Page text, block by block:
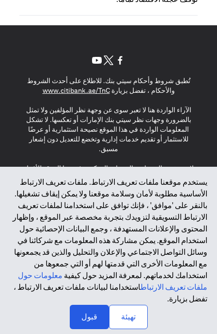
يستخدم موقعنا ملفات تعريف الارتباط. ملفات تعريف الارتباط
الأساسية مطلوبة لأمان وسلامة موقعنا ولا يمكن إيقاف تشغيلها.
بالنقر على 'موافق' ، فإنك توافق على استخدامنا لملفات تعريف
الارتباط التسويقية لتزويدك بتجربة مخصصة عبر الموقع ، وإظهار
المحتوى والإعلانات المستهدفة ، وجمع البيانات الإحصائية حول
استخدام الموقع. يمكن مشاركة هذه المعلومات مع شركائنا في
وسائل التواصل الاجتماعي والإعلان والتحليل والذين قد يجمعونها
مع المعلومات الأخرى التي قدمتها لهم أو التي جمعوها من
استخدامك لخدماتهم. لمعرفة المزيد حول كيفية معلومات حول
ملفات تعريف الارتباطاستخدامنا لبيانات ملفات تعريف الارتباط ،
تفضل بزيارة.
تهيئة
قبول
تُطبق شروط وأحكام سيتي بنك. للاطلاع على أحدث الشروط
والأحكام ، تفضل بزيارةwww.citibank.ae/TnC
in a new tab
الآراء الواردة هنا لا تعبر سوى عن وجهة نظر المؤلفين ولا تمثل
بالضرورة وجهات نظر سيتي بنك الإمارات أو تعكسها. لا تشكل
المعلومات الواردة في هذا الموقع نصيحة استثمارية أو عرضًا
للاستثمار أو تقديم خدمات إدارية وتخضع للتعديل دون إشعار
مسبق.
لا يتم تقديم المنتجات والخدمات المذكورة في هذا الموقع للأفراد
المقيمين في الاتحاد الأوروبي أو المنطقة الاقتصادية الأوروبية أو
سويسرا أو غيرنسي أو جيرسي أو موناكو أو سان مارينو أو
الفاتيكان أو جزيرة مان أو المملكة المتحدة أو خصوصية البيانات
(لائحة حماية البيانات العامة \ قانون حماية البيانات الشخصية
العامة \ قانون خصوصية نيوزيلندا). المحتوى الموجود في هذه
الصفحة ليس ولا ينبغي تفسيره على أنه عرض أو دعوة أو دعوة
لشراء أو بيع أي من المنتجات والخدمات المذكورة هنا لمثل هؤلاء
الأفراد.
*GDPR – اللائحة العامة لحماية البيانات؛ * LGPD – Lei Geral de
Proteção de Dados Pessoais ; *NZPA – قانون الخصوصية
النيوزيلندي
2025 citibank.ae